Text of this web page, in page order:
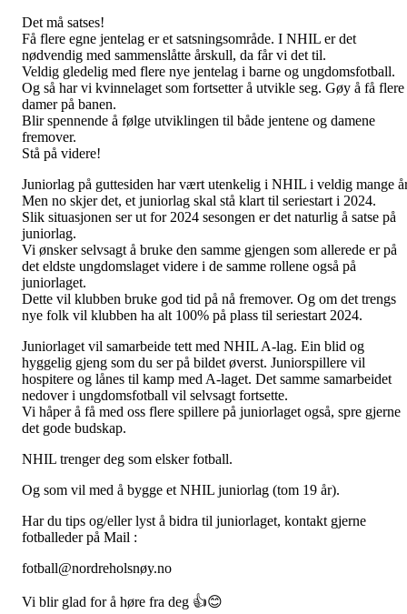
Det må satses!
Få flere egne jentelag er et satsningsområde. I NHIL er det
nødvendig med sammenslåtte årskull, da får vi det til.
Veldig gledelig med flere nye jentelag i barne og ungdomsfotball.
Og så har vi kvinnelaget som fortsetter å utvikle seg. Gøy å få flere
damer på banen.
Blir spennende å følge utviklingen til både jentene og damene
fremover.
Stå på videre!
Juniorlag på guttesiden har vært utenkelig i NHIL i veldig mange
Men no skjer det, et juniorlag skal stå klart til seriestart i 2024.
Slik situasjonen ser ut for 2024 sesongen er det naturlig å satse på
juniorlag.
Vi ønsker selvsagt å bruke den samme gjengen som allerede er på
det eldste ungdomslaget videre i de samme rollene også på
juniorlaget.
Dette vil klubben bruke god tid på nå fremover. Og om det trengs
nye folk vil klubben ha alt 100% på plass til seriestart 2024.
Juniorlaget vil samarbeide tett med NHIL A-lag. Ein blid og
hyggelig gjeng som du ser på bildet øverst. Juniorspillere vil
hospitere og lånes til kamp med A-laget. Det samme samarbeidet
nedover i ungdomsfotball vil selvsagt fortsette.
Vi håper å få med oss flere spillere på juniorlaget også, spre gjerne
det gode budskap.
NHIL trenger deg som elsker fotball.
Og som vil med å bygge et NHIL juniorlag (tom 19 år).
Har du tips og/eller lyst å bidra til juniorlaget, kontakt gjerne
fotballeder på Mail :
fotball@nordreholsnøy.no
Vi blir glad for å høre fra deg 👍😊